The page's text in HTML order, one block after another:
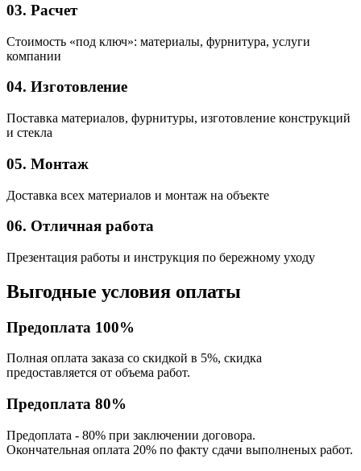
03. Расчет
Стоимость «под ключ»: материалы, фурнитура, услуги
компании
04. Изготовление
Поставка материалов, фурнитуры, изготовление конструкций
и стекла
05. Монтаж
Доставка всех материалов и монтаж на объекте
06. Отличная работа
Презентация работы и инструкция по бережному уходу
Выгодные условия оплаты
Предоплата 100%
Полная оплата заказа со скидкой в 5%, скидка
предоставляется от объема работ.
Предоплата 80%
Предоплата - 80% при заключении договора.
Окончательная оплата 20% по факту сдачи выполненых работ.